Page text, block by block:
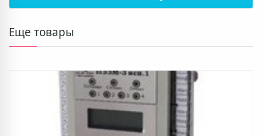
Еще товары